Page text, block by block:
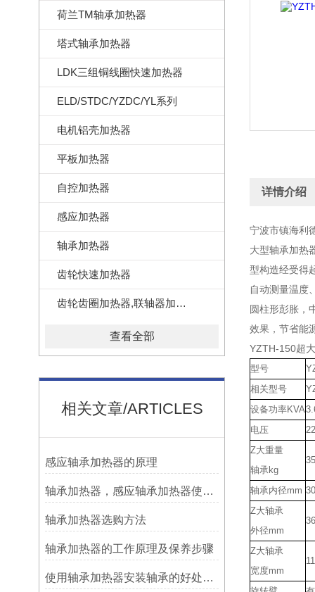
荷兰TM轴承加热器
塔式轴承加热器
LDK三组铜线圈快速加热器
ELD/STDC/YZDC/YL系列
电机铝壳加热器
平板加热器
自控加热器
感应加热器
轴承加热器
齿轮快速加热器
齿轮齿圈加热器,联轴器加热器
查看全部
相关文章/ARTICLES
感应轴承加热器的原理
轴承加热器，感应轴承加热器使用常见问题总结！
轴承加热器选购方法
轴承加热器的工作原理及保养步骤
使用轴承加热器安装轴承的好处及优势——宁波利德
详情介绍
宁波市镇海利
大型轴承加热
型构造经受得
自动测量温度
圆柱形彭胀，
效果，节省能
YZTH-150超
型号
相关型号
设备功率KVA
电压
Z大重量
轴承kg
35
轴承内径mm
Z大轴承
外径mm
Z大轴承
宽度mm